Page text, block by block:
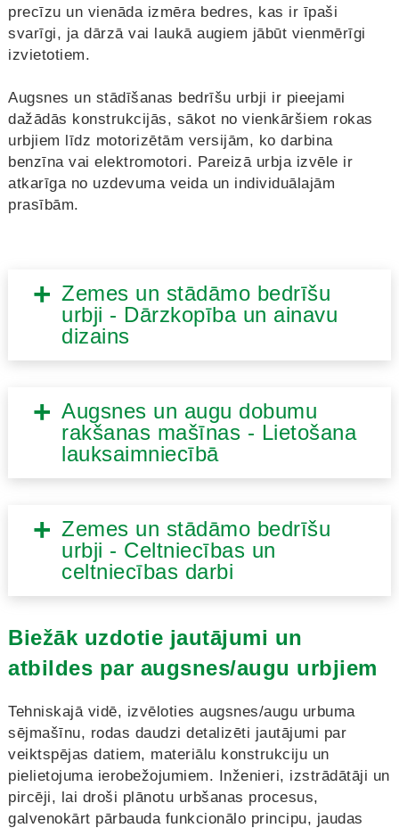
precīzu un vienāda izmēra bedres, kas ir īpaši
svarīgi, ja dārzā vai laukā augiem jābūt vienmērīgi
izvietotiem.
Augsnes un stādīšanas bedrīšu urbji ir pieejami
dažādās konstrukcijās, sākot no vienkāršiem rokas
urbjiem līdz motorizētām versijām, ko darbina
benzīna vai elektromotori. Pareizā urbja izvēle ir
atkarīga no uzdevuma veida un individuālajām
prasībām.
Zemes un stādāmo bedrīšu
urbji - Dārzkopība un ainavu
dizains
Augsnes un augu dobumu
rakšanas mašīnas - Lietošana
lauksaimniecībā
Zemes un stādāmo bedrīšu
urbji - Celtniecības un
celtniecības darbi
Biežāk uzdotie jautājumi un
atbildes par augsnes/augu urbjiem
Tehniskajā vidē, izvēloties augsnes/augu urbuma
sējmašīnu, rodas daudzi detalizēti jautājumi par
veiktspējas datiem, materiālu konstrukciju un
pielietojuma ierobežojumiem. Inženieri, izstrādātāji un
pircēji, lai droši plānotu urbšanas procesus,
galvenokārt pārbauda funkcionālo principu, jaudas